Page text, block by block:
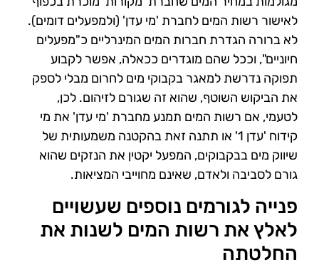
לאישור רשות המים לחברת 'מי עדן' (ולמפעלים דומים).
לא ברורה הגדרת חברות המים המינרליים כ"מפעלים
חיוניים", וככל שהם מוגדרים ככאלה, אפשר לקבוע
תפוקה נדרשת למאגר בקבוקי מים לחרום מבלי לספק
את הביקוש השוטף, שהוא זה שגורם לזיהום. לכן,
לטעמי, אם רשות המים תמנע מחברת 'מי עדן' את מי
קידוח 'עדן 1' או
תתנה זאת בהקטנה משמעותית של
שיווק מים בבקבוקים, המפעל יקטין את הנזקים שהוא
גורם לסביבה ולאדם, שאינם מחוייבי המציאות.
פנייה לגורמים נוספים שעשויים
לאלץ את רשות המים לשנות את
החלטתה